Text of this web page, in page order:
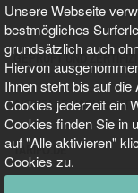
Unsere Webseite
bestmögliches
grundsätzlich auch
Hiervon
Ihnen steht bis auf
Cookies jederzeit ein
Cookies finden Sie in
auf "Alle aktivieren"
Cookies zu.
GEPRÜFT UND
AKTUELLE
TARIFO.DE